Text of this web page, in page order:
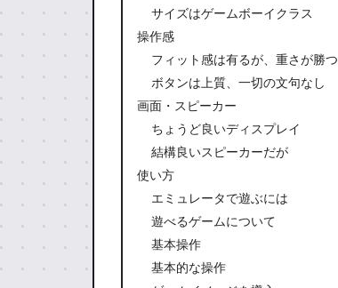
サイズはゲームボーイクラス
操作感
フィット感は有るが、重さが勝つ
ボタンは上質、一切の文句なし
画面・スピーカー
ちょうど良いディスプレイ
結構良いスピーカーだが
使い方
エミュレータで遊ぶには
遊べるゲームについて
基本操作
基本的な操作